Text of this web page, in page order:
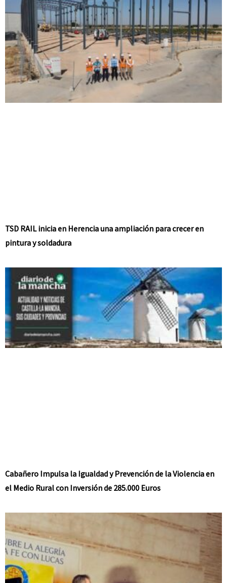
TSD RAIL inicia en Herencia una ampliación para crecer en
pintura y soldadura
Cabañero Impulsa la Igualdad y Prevención de la Violencia en
el Medio Rural con Inversión de 285.000 Euros